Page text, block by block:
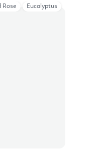
Blue Green
Rose Eucalyptus